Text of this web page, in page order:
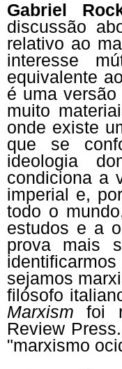
Gabriel
discussão
relativo ao
interesse
equivalente
é uma
muito
onde existe
que se
ideologia
condiciona a
imperial e,
todo o
estudos e a
prova mais
sejamos
filósofo
Marxism foi
Review
"marxismo